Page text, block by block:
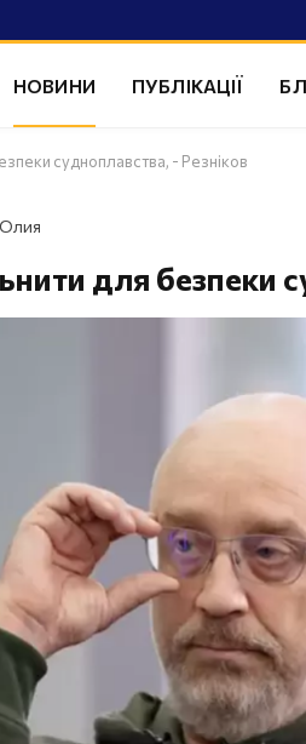
НОВИНИ ПУБЛІКАЦІЇ
судноплавства, - Резніков
для безпеки